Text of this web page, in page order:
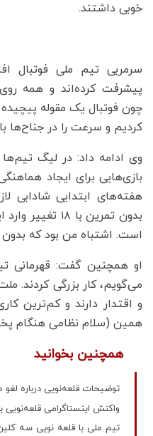
خوبی داشتند.
سرمربی تیم ملی فوتبال
پیشرفت کرده‌اند و همه
چون فوتبال یک مقوله
کردیم و سرعت را در جناح‌ها
بازی‌هایی برای ایجاد
هفته‌های ابتدایی شادابی
بدون تمرین با
است. اشتباه من بود که بدون
او همچنین گفت: قهرمانی
می‌گویم، کار بزرگی کردند.
و اقتدار دارند و کم‌ترین
همین (سلام نظامی هنگام
همچنین بخوانید
توضیحات قلعه‌نویی درباره
واکنش اینستاگرامی